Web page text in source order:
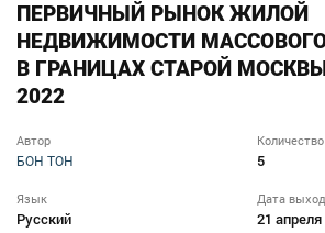
ПЕРВИЧНЫЙ РЫНОК ЖИЛОЙ
НЕДВИЖИМОСТИ
В ГРАНИЦАХ СТАРОЙ
2022
Автор
БОН ТОН 5
Язык
Русский
Дата
21